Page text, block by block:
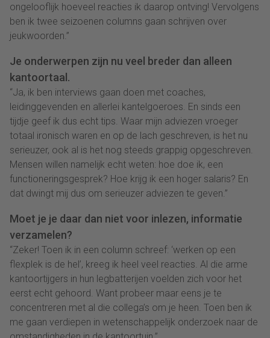
ongelooflijk hoeveel reacties ik daarop ontving! Vervolgens
ben ik twee seizoenen columns gaan schrijven over
jeukwoorden.”
Je onderwerpen zijn nu veel breder dan alleen
kantoortaal.
“Ja, ik ben interviews gaan doen met coaches,
leidinggevenden en allerlei kantelgoeroes. En sinds een
tijdje geef ik dus echt tips. Waar mijn adviezen vroeger
totaal ironisch waren en op de lach geschreven, is het nu
serieuzer, ook al is het nog steeds grappig opgeschreven.
Mensen willen namelijk echt weten: hoe doe ik, een
functioneringsgesprek? Hoe krijg ik een hoger salaris? En
dat dwingt mij dus om serieuzer adviezen te geven.”
Moet je je daar dan niet voor inlezen, informatie
verzamelen?
“Zeker! Toen ik in een column schreef: ‘werken op een
flexplek is de hel’, kreeg ik heel veel reacties. Al die arme
kantoortijgers in hun legbatterijen voelden zich voor het
eerst echt gehoord. Want probeer maar eens je te
concentreren met al die collega’s om je heen. Toen ben ik
me gaan verdiepen in wetenschappelijk onderzoek naar de